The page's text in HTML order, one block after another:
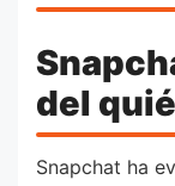
del
Snapchat ha